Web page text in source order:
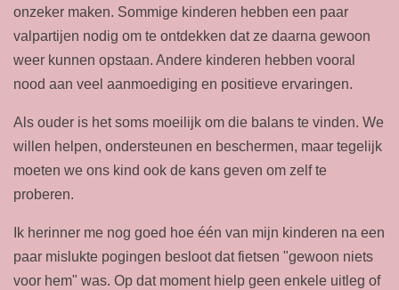
onzeker maken. Sommige kinderen hebben een paar
valpartijen nodig om te ontdekken dat ze daarna gewoon
weer kunnen opstaan. Andere kinderen hebben vooral
nood aan veel aanmoediging en positieve ervaringen.
Als ouder is het soms moeilijk om die balans te vinden. We
willen helpen, ondersteunen en beschermen, maar tegelijk
moeten we ons kind ook de kans geven om zelf te
proberen.
Ik herinner me nog goed hoe één van mijn kinderen na een
paar mislukte pogingen besloot dat fietsen "gewoon niets
voor hem" was. Op dat moment hielp geen enkele uitleg of